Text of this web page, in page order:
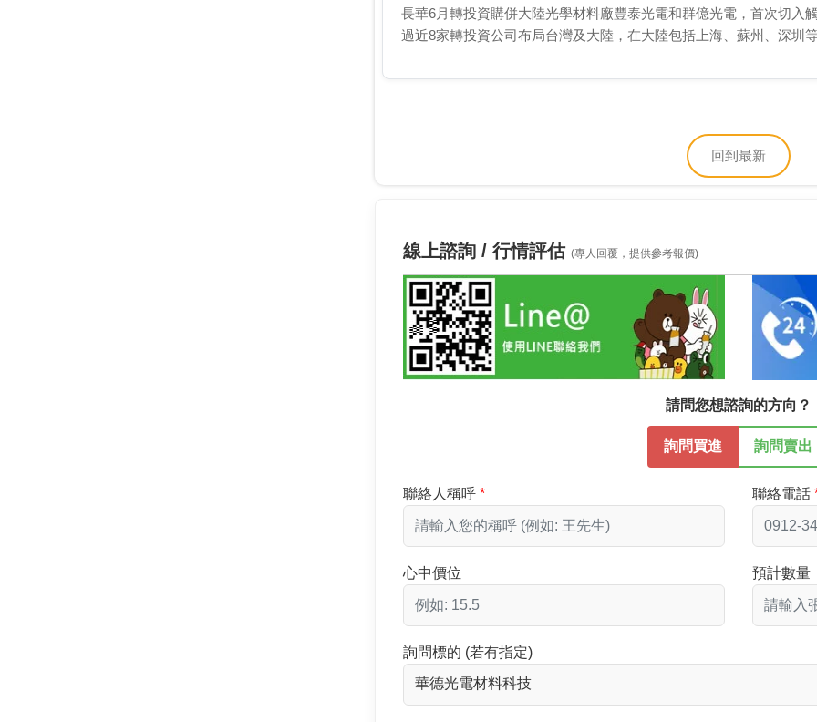
長華6月轉投資購併大陸光學材料廠豐泰光電和群億光電，首次切入
過近8家轉投資公司布局台灣及大陸，在大陸包括上海、蘇州、深圳
回到最新
線上諮詢 / 行情評估(專人回覆，提供參考報價)
請問您想諮詢的方向？
詢問買進 詢問賣出
聯絡人稱呼 聯絡電話
心中價位 預計數量
詢問標的 (若有指定)